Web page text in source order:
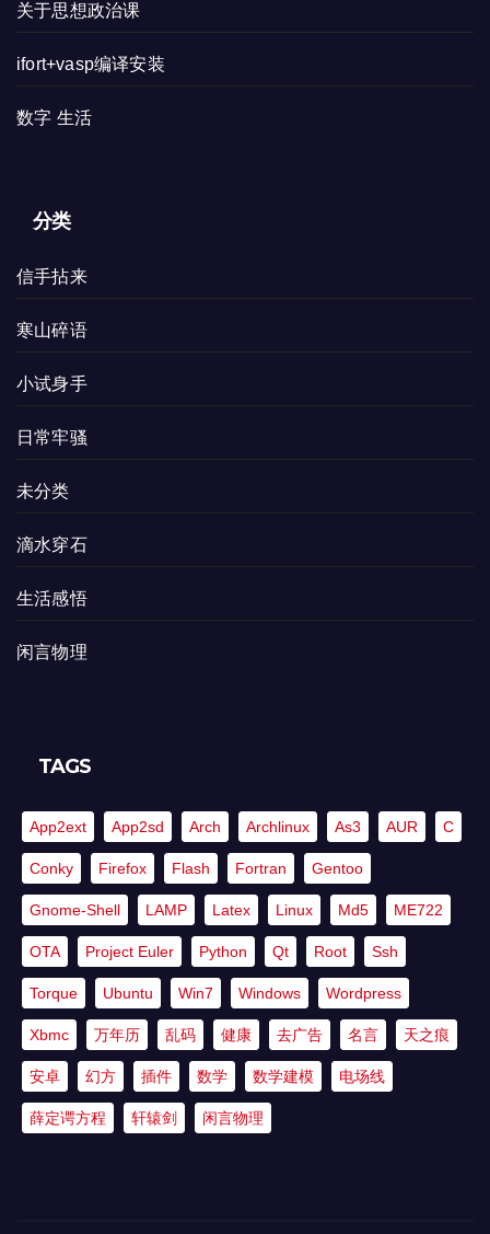
关于思想政治课
ifort+vasp编译安装
数字 生活
分类
信手拈来
寒山碎语
小试身手
日常牢骚
未分类
滴水穿石
生活感悟
闲言物理
TAGS
App2ext App2sd Arch Archlinux As3 AUR C
Conky Firefox Flash Fortran Gentoo
Gnome-Shell LAMP Latex Linux Md5 ME722
OTA Project Euler Python Qt Root Ssh
Torque Ubuntu Win7 Windows Wordpress
Xbmc 万年历 乱码 健康 去广告 名言 天之痕
安卓 幻方 插件 数学 数学建模 电场线
薛定谔方程 轩辕剑 闲言物理